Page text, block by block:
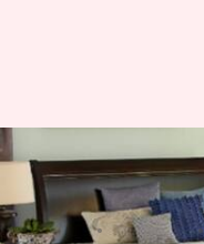
इन टिप्स की
देखभाल, लंबे
लेखन अंजली May 20, 2020